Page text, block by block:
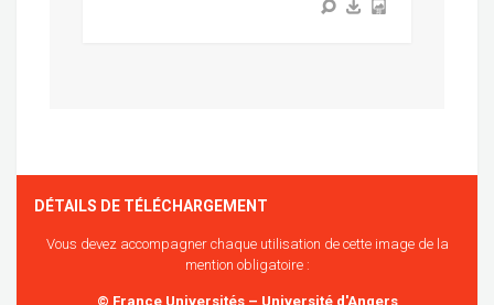
DÉTAILS DE TÉLÉCHARGEMENT
Vous devez accompagner chaque utilisation de cette image de la
mention obligatoire :
© France Universités – Université d'Angers